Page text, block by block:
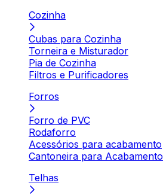
Cozinha
Cubas para Cozinha
Torneira e Misturador
Pia de Cozinha
Filtros e Purificadores
Forros
Forro de PVC
Rodaforro
Acessórios para acabamento
Cantoneira para Acabamento
Telhas